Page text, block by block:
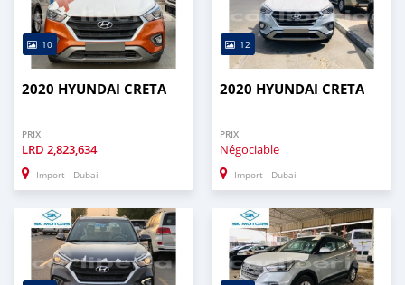
10
2020 HYUNDAI CRETA
PRIX
LRD 2,823,634
Import - Dubai
12
2020 HYUNDAI CRETA
PRIX
Négociable
Import - Dubai